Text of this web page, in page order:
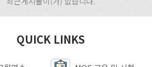
QUICK LINKS